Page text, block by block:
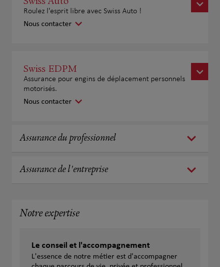
Roulez l'esprit libre avec Swiss Auto !
Nous contacter
Swiss EDPM
Assurance pour engins de déplacement personnels
motorisés.
Nous contacter
Assurance du professionnel
Assurance de l'entreprise
Notre expertise
Le conseil et l'accompagnement
L'essence de notre métier est d'accompagner